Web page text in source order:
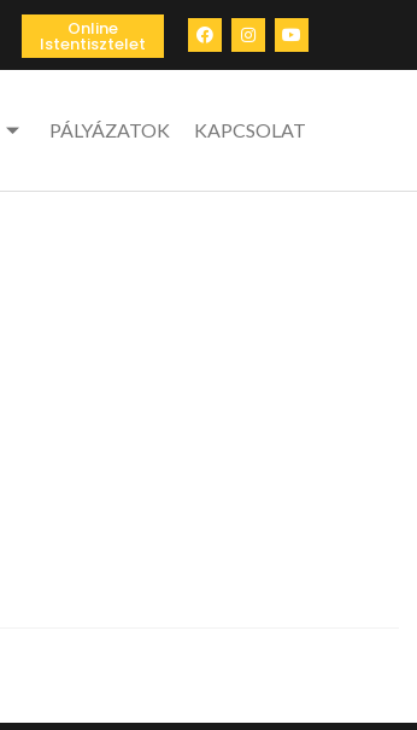
Online
Istentisztelet
PÁLYÁZATOK KAPCSOLAT